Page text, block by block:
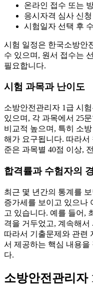
온라인 접수 또는
응시자격 심사 신
시험일자 선택 후
시험 일정은 한국소방안
수 있으며, 원서 접수는
필요합니다.
시험 과목과 난이도
소방안전관리자 1급 시
있으며, 각 과목에서 25
비교적 높으며, 특히 소
해가 요구됩니다. 따라서
준은 과목별 40점 이상,
합격률과 수험자의
최근 몇 년간의 통계를
증가세를 보이고 있으나
고 있습니다. 예를 들어,
격을 거두었고, 계속해
따라서 기출문제와 관련
서 제공하는 핵심 내용을
다.
소방안전관리자